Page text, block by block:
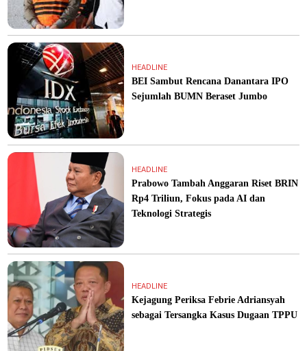
HEADLINE
BEI Sambut Rencana Danantara IPO
Sejumlah BUMN Beraset Jumbo
HEADLINE
Prabowo Tambah Anggaran Riset BRIN
Rp4 Triliun, Fokus pada AI dan
Teknologi Strategis
HEADLINE
Kejagung Periksa Febrie Adriansyah
sebagai Tersangka Kasus Dugaan TPPU